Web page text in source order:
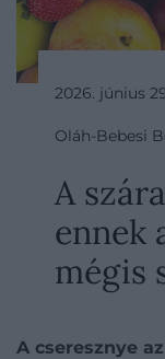
2026. június
Oláh-Bebesi
A
ennek
mégis
A cseresznye